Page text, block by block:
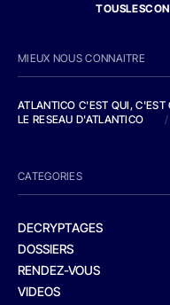
MIEUX NOUS CONNAITRE
ATLANTICO C'EST QUI, C'EST
LE RESEAU D'ATLANTICO
/
CATEGORIES
DECRYPTAGES
DOSSIERS
RENDEZ-VOUS
VIDEOS